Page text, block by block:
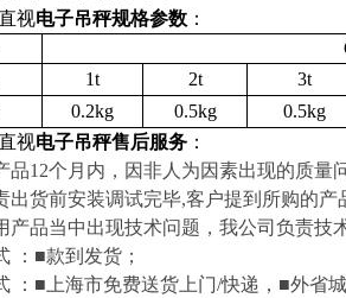
视电子吊秤规格参数 ：
1t 2t 3t
0.2kg 0.5kg 0.5kg
视电子吊秤售后服务 ：
品12个月内，因非人为因素出现的质量
出货前安装调试完毕,客户提到所购的产
产品当中出现技术问题，我公司负责技
：■款到发货；
：■上海市免费送货上门/快递，■外省